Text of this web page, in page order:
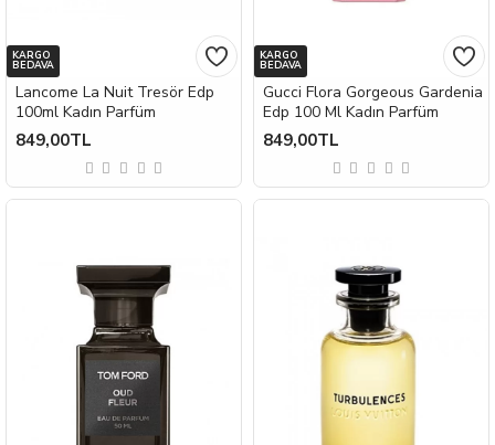
KARGO
BEDAVA
Lancome La Nuit Tresör Edp
100ml Kadın Parfüm
849,00TL
KARGO
BEDAVA
Gucci Flora Gorgeous Gardenia
Edp 100 Ml Kadın Parfüm
849,00TL